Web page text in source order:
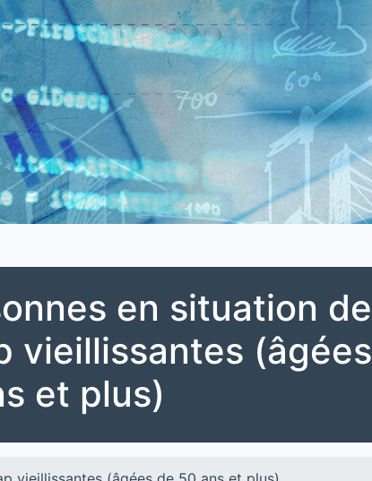
en situation de
vieillissantes (âgées
et plus)